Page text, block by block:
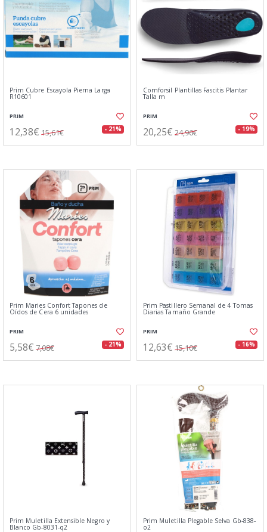
Prim Cubre Escayola Pierna Larga
R10601
PRIM
12,38€ 15,61€ - 21%
Comforsil Plantillas Fascitis Plantar
Talla m
PRIM
20,25€ 24,96€ - 19%
Prim Maries Confort Tapones de
Oídos de Cera 6 unidades
PRIM
5,58€ 7,08€ - 21%
Prim Pastillero Semanal de 4 Tomas
Diarias Tamaño Grande
PRIM
12,63€ 15,10€ - 16%
Prim Muletilla Extensible Negro y
Blanco Gb-8031-q2
Prim Muletilla Plegable Selva Gb-838-
o2